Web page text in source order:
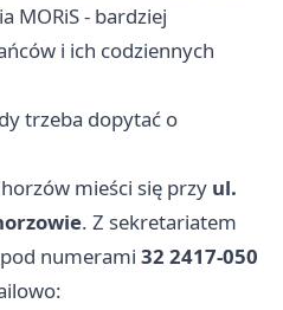
MORiS - bardziej
i ich codziennych
trzeba dopytać o
mieści się przy ul.
. Z sekretariatem
numerami 32 2417-050